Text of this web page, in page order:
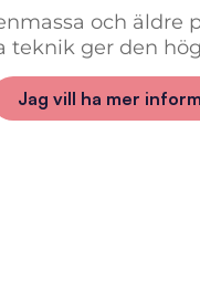
och äldre
teknik ger den
Jag vill ha mer